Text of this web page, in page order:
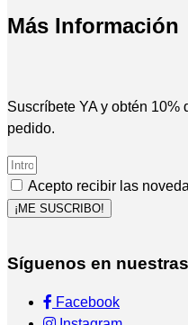
Más Información
Suscríbete YA y obtén 10%
pedido.
Acepto recibir las
¡ME SUSCRIBO!
Síguenos en
Facebook